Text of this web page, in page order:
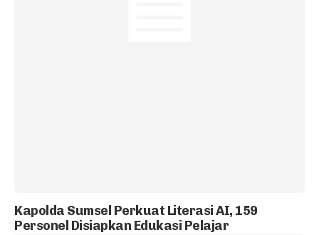
Kapolda Sumsel Perkuat Literasi AI, 159
Personel Disiapkan Edukasi Pelajar